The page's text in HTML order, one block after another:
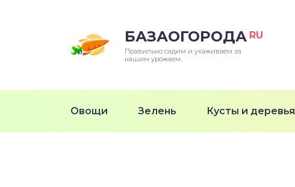
БАЗАОГОРОДА RU
Правильно садим и ухаживаем за
нашим урожаем.
Овощи Зелень Кусты и деревья